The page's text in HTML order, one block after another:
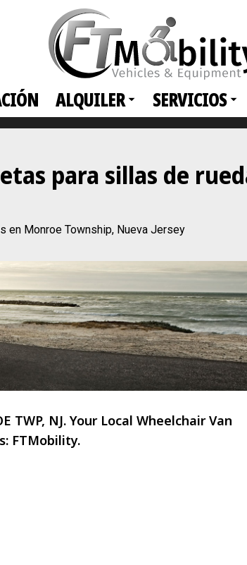
ALQUILER SERVICIOS
para sillas de
en Monroe Township, Nueva Jersey
TWP, NJ. Your Local Wheelchair Van
FTMobility.